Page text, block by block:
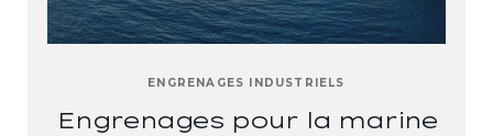
ENGRENAGES INDUSTRIELS
Engrenages pour la marine